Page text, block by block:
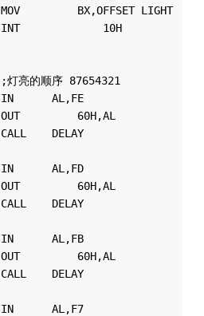
				;灯亮的顺序 87654321
				IN      AL,FE
				OUT 		60H,AL
				CALL	DELAY
				IN      AL,FD
				OUT 		60H,AL
				CALL	DELAY
				IN      AL,FB
				OUT 		60H,AL
				CALL	DELAY
				IN      AL,F7